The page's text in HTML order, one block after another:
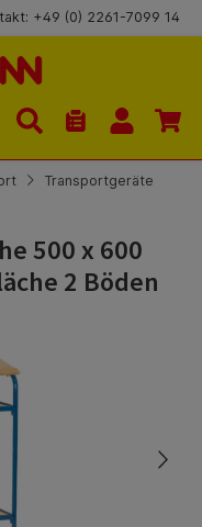
+49 (0) 2261-7099 14
Du hast 0
Transportgeräte
500 x 600
2 Böden